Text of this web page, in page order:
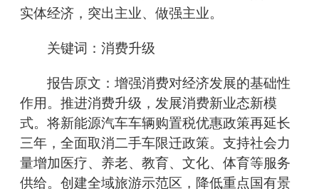
实体经济，突出主业、做强主业。
关键词：消费升级
报告原文：增强消费对经济发展的基础性
作用。推进消费升级，发展消费新业态新模
式。将新能源汽车车辆购置税优惠政策再延长
三年，全面取消二手车限迁政策。支持社会力
量增加医疗、养老、教育、文化、体育等服务
供给。创建全域旅游示范区，降低重点国有景